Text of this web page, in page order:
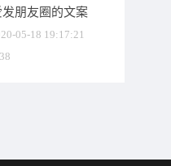
发朋友圈的文案
05-18 19:17:21